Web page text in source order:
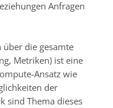
Anfragen
die gesamte
Metriken) ist eine
Ansatz wie
der
sind Thema dieses